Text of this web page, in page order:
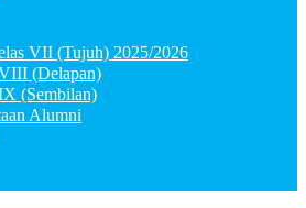
VII (Tujuh) 2025/2026
(Delapan)
(Sembilan)
Alumni